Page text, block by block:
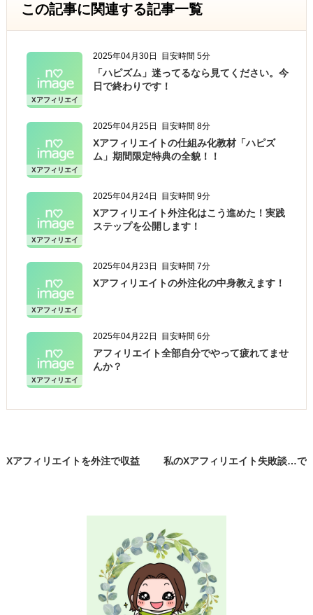
この記事に関連する記事一覧
Xアフィリエイ
ト
2025年04月30日 目安時間 5分
「ハピズム」迷ってるなら見てください。今
日で終わりです！
Xアフィリエイ
ト
2025年04月25日 目安時間 8分
Xアフィリエイトの仕組み化教材「ハピズ
ム」期間限定特典の全貌！！
Xアフィリエイ
ト
2025年04月24日 目安時間 9分
Xアフィリエイト外注化はこう進めた！実践
ステップを公開します！
Xアフィリエイ
ト
2025年04月23日 目安時間 7分
Xアフィリエイトの外注化の中身教えます！
Xアフィリエイ
ト
2025年04月22日 目安時間 6分
アフィリエイト全部自分でやって疲れてませ
んか？
Xアフィリエイトを外注で収益
私のXアフィリエイト失敗談…で